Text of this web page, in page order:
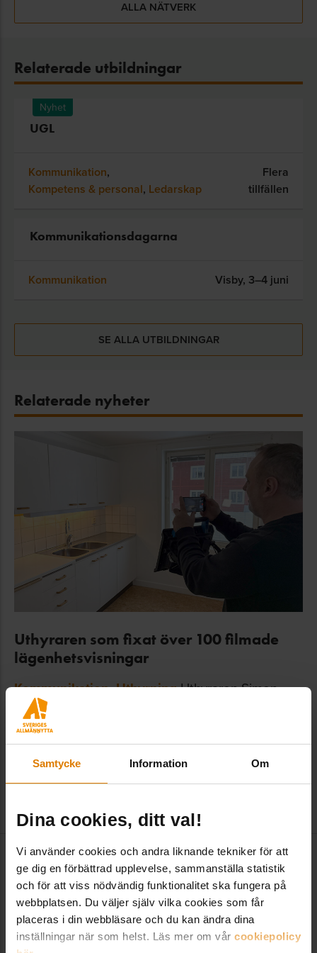
Samtycke Information Om
Dina cookies, ditt val!
Vi använder cookies och andra liknande tekniker för att
ge dig en förbättrad upplevelse, sammanställa statistik
och för att viss nödvändig funktionalitet ska fungera på
webbplatsen. Du väljer själv vilka cookies som får
placeras i din webbläsare och du kan ändra dina
inställningar när som helst. Läs mer om vår cookiepolicy
ALLA NÄTVERK
Relaterade utbildningar
Nyhet
UGL
Kommunikation,
Kompetens & personal, Ledarskap
Flera
tillfällen
Kommunikationsdagarna
Kommunikation Visby, 3–4 juni
SE ALLA UTBILDNINGAR
Relaterade nyheter
Uthyraren som fixat över 100 filmade
lägenhetsvisningar
Kommunikation,UthyrningUthyraren Simon
Berglund på Tunabyggen i Borlänge filmade över
100 av bostadsbolagets lediga lägenheter förra
bor långt bort eller har förhinder att ko...